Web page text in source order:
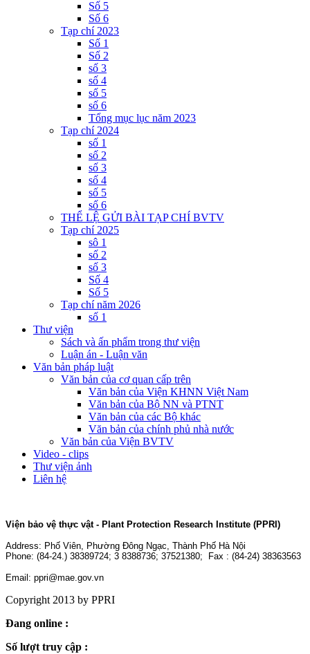
Số 5
Số 6
Tạp chí 2023
Số 1
Số 2
số 3
số 4
số 5
số 6
Tổng mục lục năm 2023
Tạp chí 2024
số 1
số 2
số 3
số 4
số 5
số 6
THỂ LỆ GỬI BÀI TẠP CHÍ BVTV
Tạp chí 2025
sô 1
số 2
số 3
Số 4
Số 5
Tạp chí năm 2026
số 1
Thư viện
Sách và ấn phẩm trong thư viện
Luận án - Luận văn
Văn bản pháp luật
Văn bản của cơ quan cấp trên
Văn bản của Viện KHNN Việt Nam
Văn bản của Bộ NN và PTNT
Văn bản của các Bộ khác
Văn bản của chính phủ nhà nước
Văn bản của Viện BVTV
Video - clips
Thư viện ảnh
Liên hệ
Viện bảo vệ thực vật - Plant Protection Research Institute (PPRI)
Address: Phố Viên, Phường Đông Ngạc, Thành Phố Hà Nội
Phone: (84-24.) 38389724; 3 8388736; 37521380; Fax : (84-24) 38363563
Email: ppri@mae.gov.vn
Copyright 2013 by PPRI
Đang online :
Số lượt truy cập :